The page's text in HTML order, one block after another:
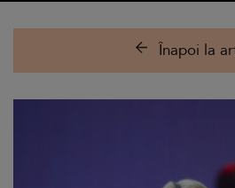
Înapoi la